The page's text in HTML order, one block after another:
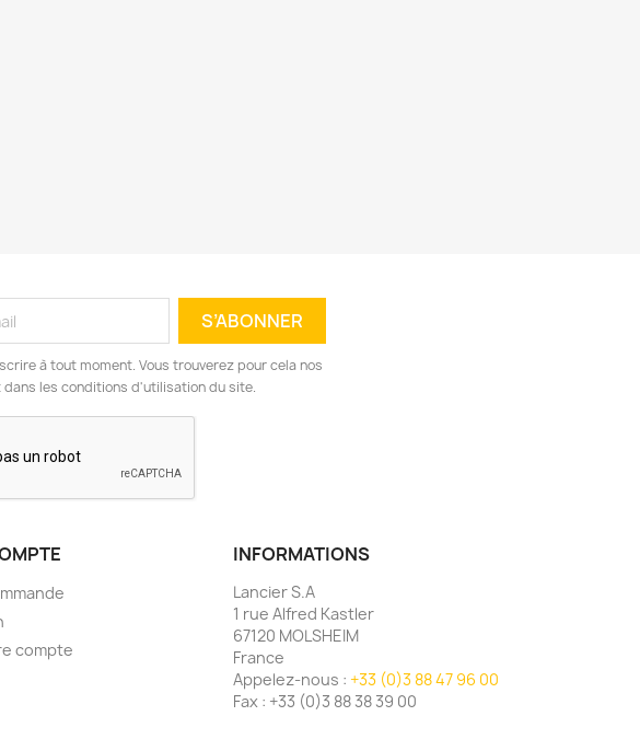
à tout moment. Vous trouverez pour cela nos
les conditions d'utilisation du site.
compte
INFORMATIONS
Lancier S.A
1 rue Alfred Kastler
67120 MOLSHEIM
France
Appelez-nous : +33 (0)3 88 47 96 00
Fax : +33 (0)3 88 38 39 00